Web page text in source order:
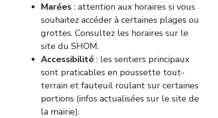
Marées : attention aux horaires si vous
souhaitez accéder à certaines plages ou
grottes. Consultez les horaires sur le
site du SHOM.
Accessibilité : les sentiers principaux
sont praticables en poussette tout-
terrain et fauteuil roulant sur certaines
portions (infos actualisées sur le site de
la mairie).